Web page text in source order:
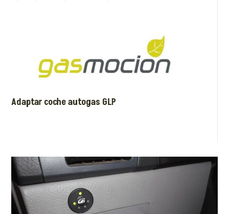
Adaptar coche autogas GLP